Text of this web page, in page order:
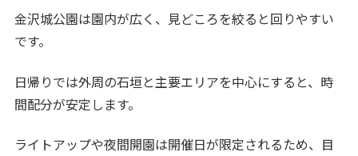
金沢城公園は園内が広く、見どころを絞ると回りやすい
です。
日帰りでは外周の石垣と主要エリアを中心にすると、時
間配分が安定します。
ライトアップや夜間開園は開催日が限定されるため、目